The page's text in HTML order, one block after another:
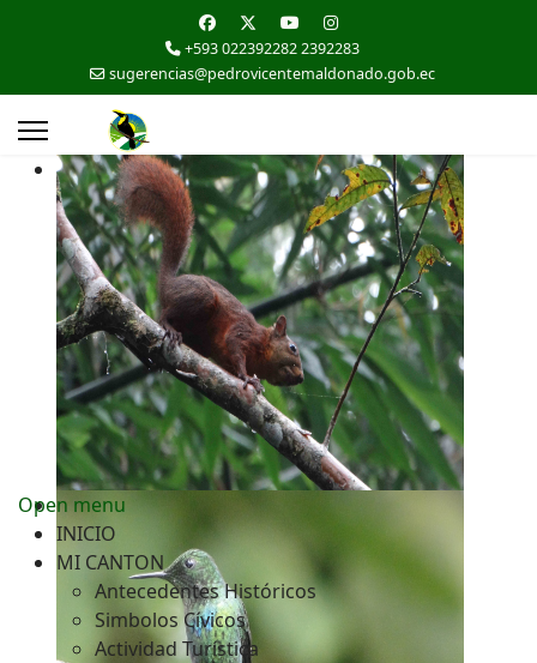
+593 022392282 2392283
sugerencias@pedrovicentemaldonado.gob.ec
Open menu
INICIO
MI CANTON
Antecedentes Históricos
Simbolos Cívicos
Actividad Turística